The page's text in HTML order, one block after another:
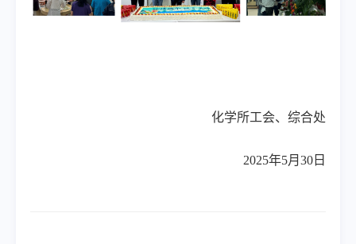
化学所工会、综合处
2025年5月30日